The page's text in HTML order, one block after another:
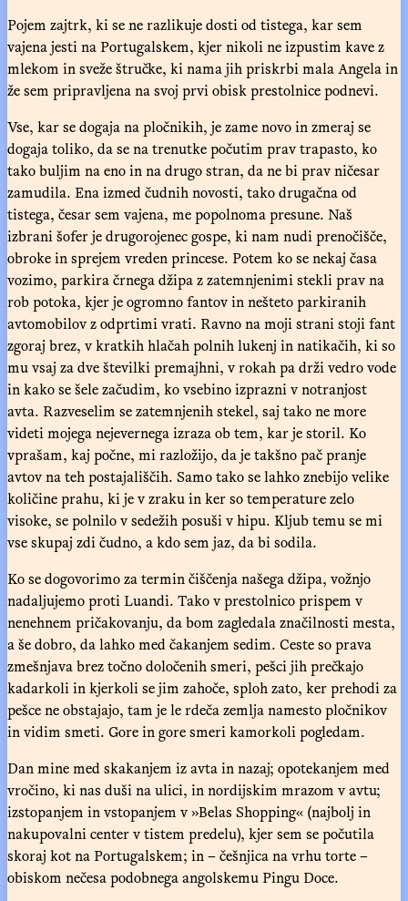
Pojem zajtrk, ki se ne razlikuje dosti od tistega, kar sem
vajena jesti na Portugalskem, kjer nikoli ne izpustim kave z
mlekom in sveže štručke, ki nama jih priskrbi mala Angela in
že sem pripravljena na svoj prvi obisk prestolnice podnevi.
Vse, kar se dogaja na pločnikih, je zame novo in zmeraj se
dogaja toliko, da se na trenutke počutim prav trapasto, ko
tako buljim na eno in na drugo stran, da ne bi prav ničesar
zamudila. Ena izmed čudnih novosti, tako drugačna od
tistega, česar sem vajena, me popolnoma presune. Naš
izbrani šofer je drugorojenec gospe, ki nam nudi prenočišče,
obroke in sprejem vreden princese. Potem ko se nekaj časa
vozimo, parkira črnega džipa z zatemnjenimi stekli prav na
rob potoka, kjer je ogromno fantov in nešteto parkiranih
avtomobilov z odprtimi vrati. Ravno na moji strani stoji fant
zgoraj brez, v kratkih hlačah polnih lukenj in natikačih, ki so
mu vsaj za dve številki premajhni, v rokah pa drži vedro vode
in kako se šele začudim, ko vsebino izprazni v notranjost
avta. Razveselim se zatemnjenih stekel, saj tako ne more
videti mojega nejevernega izraza ob tem, kar je storil. Ko
vprašam, kaj počne, mi razložijo, da je takšno pač pranje
avtov na teh postajališčih. Samo tako se lahko znebijo velike
količine prahu, ki je v zraku in ker so temperature zelo
visoke, se polnilo v sedežih posuši v hipu. Kljub temu se mi
vse skupaj zdi čudno, a kdo sem jaz, da bi sodila.
Ko se dogovorimo za termin čiščenja našega džipa, vožnjo
nadaljujemo proti Luandi. Tako v prestolnico prispem v
nenehnem pričakovanju, da bom zagledala značilnosti mesta,
a še dobro, da lahko med čakanjem sedim. Ceste so prava
zmešnjava brez točno določenih smeri, pešci jih prečkajo
kadarkoli in kjerkoli se jim zahoče, sploh zato, ker prehodi za
pešce ne obstajajo, tam je le rdeča zemlja namesto pločnikov
in vidim smeti. Gore in gore smeri kamorkoli pogledam.
Dan mine med skakanjem iz avta in nazaj; opotekanjem med
vročino, ki nas duši na ulici, in nordijskim mrazom v avtu;
izstopanjem in vstopanjem v »Belas Shopping« (najbolj in
nakupovalni center v tistem predelu), kjer sem se počutila
skoraj kot na Portugalskem; in – češnjica na vrhu torte –
obiskom nečesa podobnega angolskemu Pingu Doce.